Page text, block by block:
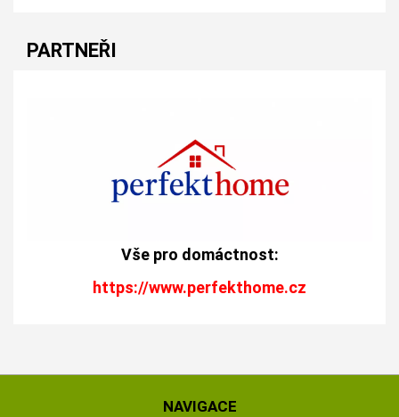
PARTNEŘI
Vše pro domáctnost:
https://www.perfekthome.cz
NAVIGACE